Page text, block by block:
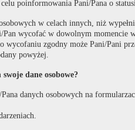
poinformowania Pani/Pana o
w celach innych, niż
Pan wycofać w dowolnym momencie
wycofaniu zgodny może Pani/Pani
powyżej.
dane osobowe?
danych osobowych na